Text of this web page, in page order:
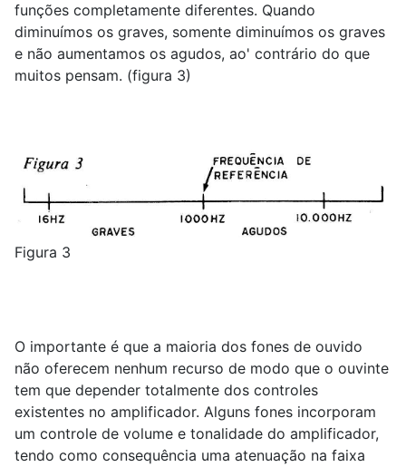
funções completamente diferentes. Quando
diminuímos os graves, somente diminuímos os graves
e não aumentamos os agudos, ao' contrário do que
muitos pensam. (figura 3)
Figura 3
O importante é que a maioria dos fones de ouvido
não oferecem nenhum recurso de modo que o ouvinte
tem que depender totalmente dos controles
existentes no amplificador. Alguns fones incorporam
um controle de volume e tonalidade do amplificador,
tendo como consequência uma atenuação na faixa